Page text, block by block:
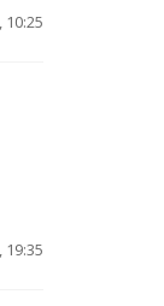
10:25
19:35